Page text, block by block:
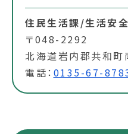
住民生活課/生活安
〒048-2292
北海道岩内郡共和
電話： 0135-67-